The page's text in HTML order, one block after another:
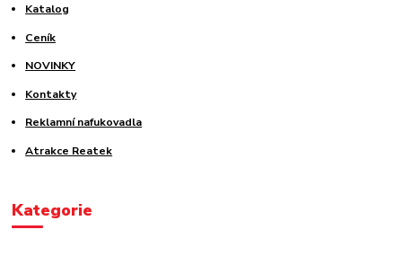
Katalog
Ceník
NOVINKY
Kontakty
Reklamní nafukovadla
Atrakce Reatek
Kategorie